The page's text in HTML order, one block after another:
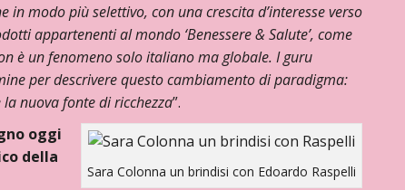
modo più selettivo, con una crescita d’interesse verso
appartenenti al mondo ‘Benessere & Salute’, come
è un fenomeno solo italiano ma globale. I guru
per descrivere questo cambiamento di paradigma:
nuova fonte di ricchezza”.
Sara Colonna un brindisi con Edoardo Raspelli
oggi
della